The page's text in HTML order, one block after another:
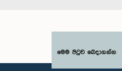
මෙම පිටුව බෙදාගන්න